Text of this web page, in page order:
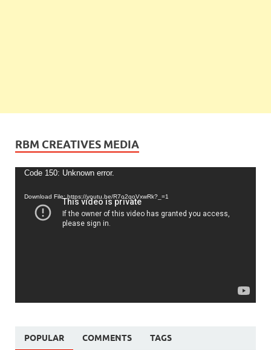
RBM CREATIVES MEDIA
Video
Code 150: Unknown error.
Download File: https://youtu.be/R7o2qoVxwRk?_=1
POPULAR COMMENTS TAGS